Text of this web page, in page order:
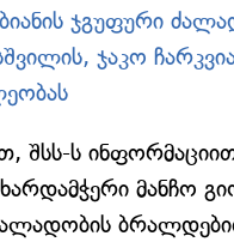
ჯგუფური
ჯაკო
შსს-ს
მანჩო